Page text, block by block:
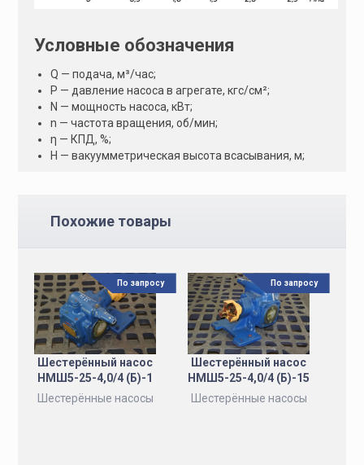
Условные обозначения
Q — подача, м³/час;
Р — давление насоса в агрегате, кгс/см²;
N — мощность насоса, кВт;
n — частота вращения, об/мин;
η — КПД, %;
H — вакуумметрическая высота всасывания, м;
Похожие товары
Шестерённый насос
НМШ5-25-4,0/4 (Б)-1
Шестерённые насосы
По запросу
Шестерённый насос
НМШ5-25-4,0/4 (Б)-15
Шестерённые насосы
По запросу